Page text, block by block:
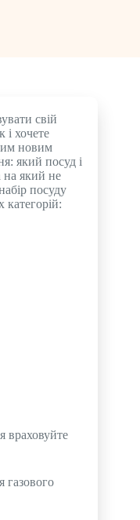
свій
і хочете
новим
який посуд і
на який не
посуду
враховуйте
газового